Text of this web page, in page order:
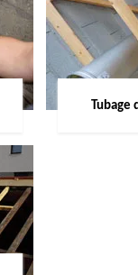
Tubage